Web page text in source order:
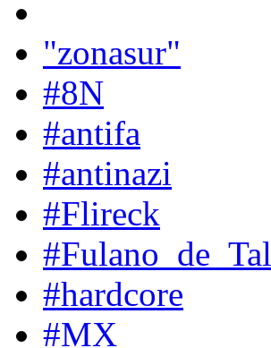
"zonasur"
#8N
#antifa
#antinazi
#Flireck
#Fulano_de_Tal
#hardcore
#MX